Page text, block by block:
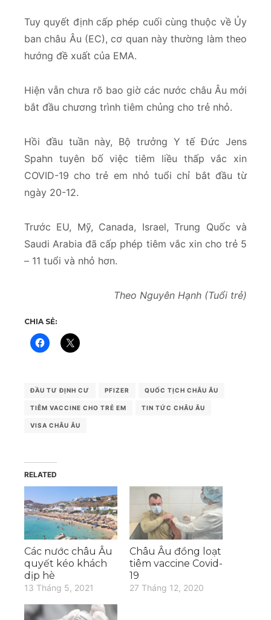
Tuy quyết định cấp phép cuối cùng thuộc về Ủy
ban châu Âu (EC), cơ quan này thường làm theo
hướng đề xuất của EMA.
Hiện vẫn chưa rõ bao giờ các nước châu Âu mới
bắt đầu chương trình tiêm chủng cho trẻ nhỏ.
Hồi đầu tuần này, Bộ trưởng Y tế Đức Jens
Spahn tuyên bố việc tiêm liều thấp vắc xin
COVID-19 cho trẻ em nhỏ tuổi chỉ bắt đầu từ
ngày 20-12.
Trước EU, Mỹ, Canada, Israel, Trung Quốc và
Saudi Arabia đã cấp phép tiêm vắc xin cho trẻ 5
– 11 tuổi và nhỏ hơn.
Theo Nguyên Hạnh (Tuổi trẻ)
CHIA SẺ:
ĐẦU TƯ ĐỊNH CƯ PFIZER QUỐC TỊCH CHÂU ÂU
TIÊM VACCINE CHO TRẺ EM TIN TỨC CHÂU ÂU
VISA CHÂU ÂU
RELATED
Các nước châu Âu
quyết kéo khách
dịp hè
13 Tháng 5, 2021
Châu Âu đồng loạt
tiêm vaccine Covid-
19
27 Tháng 12, 2020